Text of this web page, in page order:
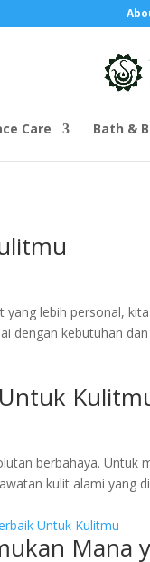
Care Bath &
lebih personal,
dengan kebutuhan
berbahaya. Untuk
kulit alami yang
Mana